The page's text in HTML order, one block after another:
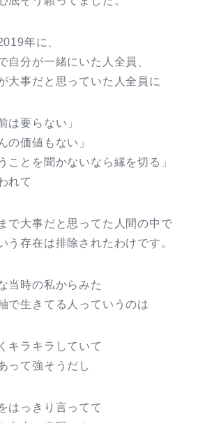
年に、
自分が一緒にいた人全員、
大事だと思っていた人全員に
は要らない」
の価値もない」
ことを聞かないなら縁を切る」
れて
で大事だと思ってた人間の中で
う存在は排除されたわけです。
当時の私からみた
で生きてる人っていうのは
キラキラしていて
って強そうだし
はっきり言ってて